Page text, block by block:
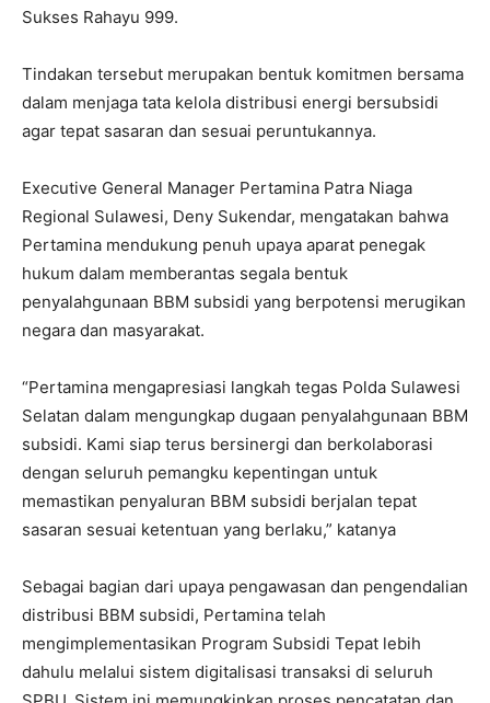
Sukses Rahayu 999.
Tindakan tersebut merupakan bentuk komitmen bersama
dalam menjaga tata kelola distribusi energi bersubsidi
agar tepat sasaran dan sesuai peruntukannya.
Executive General Manager Pertamina Patra Niaga
Regional Sulawesi, Deny Sukendar, mengatakan bahwa
Pertamina mendukung penuh upaya aparat penegak
hukum dalam memberantas segala bentuk
penyalahgunaan BBM subsidi yang berpotensi merugikan
negara dan masyarakat.
“Pertamina mengapresiasi langkah tegas Polda Sulawesi
Selatan dalam mengungkap dugaan penyalahgunaan BBM
subsidi. Kami siap terus bersinergi dan berkolaborasi
dengan seluruh pemangku kepentingan untuk
memastikan penyaluran BBM subsidi berjalan tepat
sasaran sesuai ketentuan yang berlaku,” katanya
Sebagai bagian dari upaya pengawasan dan pengendalian
distribusi BBM subsidi, Pertamina telah
mengimplementasikan Program Subsidi Tepat lebih
dahulu melalui sistem digitalisasi transaksi di seluruh